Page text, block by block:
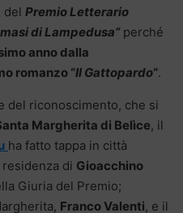
del Premio Letterario
di Lampedusa”perché
anno dalla
romanzo “Il Gattopardo“.
del riconoscimento, che si
Margherita di Belìce, il
ha fatto tappa in città
di Gioacchino
Giuria del Premio;
Franco Valenti, e il